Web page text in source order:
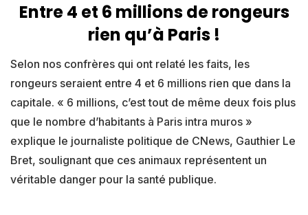
Entre 4 et 6 millions de rongeurs
rien qu’à Paris !
Selon nos confrères qui ont relaté les faits, les
rongeurs seraient entre 4 et 6 millions rien que dans la
capitale. « 6 millions, c’est tout de même deux fois plus
que le nombre d’habitants à Paris intra muros »
explique le journaliste politique de CNews, Gauthier Le
Bret, soulignant que ces animaux représentent un
véritable danger pour la santé publique.